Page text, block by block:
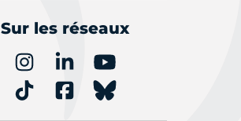
Sur les réseaux